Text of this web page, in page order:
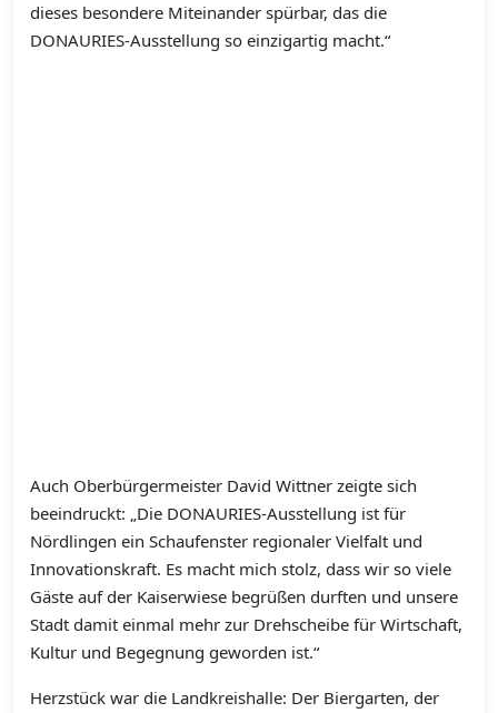
dieses besondere Miteinander spürbar, das die
DONAURIES-Ausstellung so einzigartig macht.“
Auch Oberbürgermeister David Wittner zeigte sich
beeindruckt: „Die DONAURIES-Ausstellung ist für
Nördlingen ein Schaufenster regionaler Vielfalt und
Innovationskraft. Es macht mich stolz, dass wir so viele
Gäste auf der Kaiserwiese begrüßen durften und unsere
Stadt damit einmal mehr zur Drehscheibe für Wirtschaft,
Kultur und Begegnung geworden ist.“
Herzstück war die Landkreishalle: Der Biergarten, der